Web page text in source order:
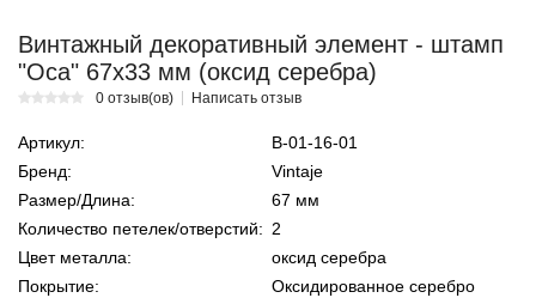
Винтажный декоративный элемент - штамп
"Оса" 67х33 мм (оксид серебра)
0 отзыв(ов) Написать отзыв
Артикул:
В-01-16-01
Бренд:
Vintaje
Размер/Длина:
67 мм
Количество петелек/отверстий: 2
Цвет металла:
оксид серебра
Покрытие:
Оксидированное серебро